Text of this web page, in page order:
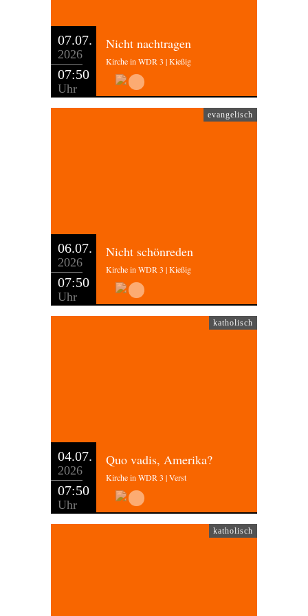
07.07.
2026
07:50
Uhr
Nicht nachtragen
Kirche in WDR 3 | Kießig
evangelisch
06.07.
2026
07:50
Uhr
Nicht schönreden
Kirche in WDR 3 | Kießig
katholisch
04.07.
2026
07:50
Uhr
Quo vadis, Amerika?
Kirche in WDR 3 | Verst
katholisch